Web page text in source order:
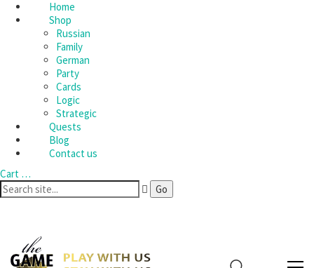
Home
Shop
Russian
Family
German
Party
Cards
Logic
Strategic
Quests
Blog
Contact us
Cart …